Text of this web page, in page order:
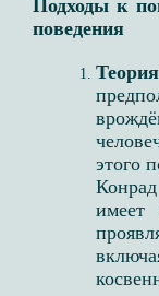
Подходы к
поведения​
этого
имеет